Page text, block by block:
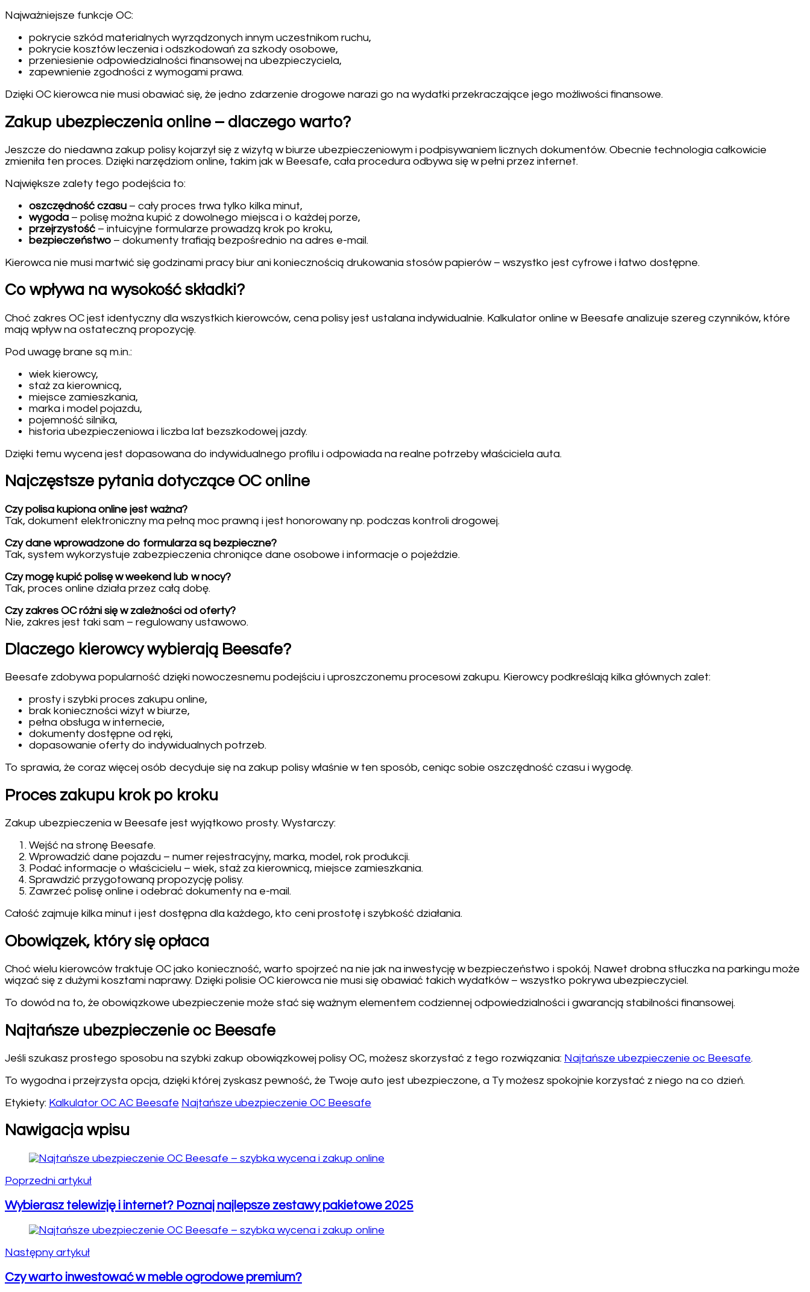
Najważniejsze funkcje OC:
pokrycie szkód materialnych wyrządzonych innym uczestnikom ruchu,
pokrycie kosztów leczenia i odszkodowań za szkody osobowe,
przeniesienie odpowiedzialności finansowej na ubezpieczyciela,
zapewnienie zgodności z wymogami prawa.
Dzięki OC kierowca nie musi obawiać się, że jedno zdarzenie drogowe narazi go na wydatki przekraczające jego możliwości finansowe.
Zakup ubezpieczenia online – dlaczego warto?
Jeszcze do niedawna zakup polisy kojarzył się z wizytą w biurze ubezpieczeniowym i podpisywaniem licznych dokumentów. Obecnie technologia całkowicie
zmieniła ten proces. Dzięki narzędziom online, takim jak w Beesafe, cała procedura odbywa się w pełni przez internet.
Największe zalety tego podejścia to:
oszczędność czasu – cały proces trwa tylko kilka minut,
wygoda – polisę można kupić z dowolnego miejsca i o każdej porze,
przejrzystość – intuicyjne formularze prowadzą krok po kroku,
bezpieczeństwo – dokumenty trafiają bezpośrednio na adres e-mail.
Kierowca nie musi martwić się godzinami pracy biur ani koniecznością drukowania stosów papierów – wszystko jest cyfrowe i łatwo dostępne.
Co wpływa na wysokość składki?
Choć zakres OC jest identyczny dla wszystkich kierowców, cena polisy jest ustalana indywidualnie. Kalkulator online w Beesafe analizuje szereg czynników, które
mają wpływ na ostateczną propozycję.
Pod uwagę brane są m.in.:
wiek kierowcy,
staż za kierownicą,
miejsce zamieszkania,
marka i model pojazdu,
pojemność silnika,
historia ubezpieczeniowa i liczba lat bezszkodowej jazdy.
Dzięki temu wycena jest dopasowana do indywidualnego profilu i odpowiada na realne potrzeby właściciela auta.
Najczęstsze pytania dotyczące OC online
Czy polisa kupiona online jest ważna?
Tak, dokument elektroniczny ma pełną moc prawną i jest honorowany np. podczas kontroli drogowej.
Czy dane wprowadzone do formularza są bezpieczne?
Tak, system wykorzystuje zabezpieczenia chroniące dane osobowe i informacje o pojeździe.
Czy mogę kupić polisę w weekend lub w nocy?
Tak, proces online działa przez całą dobę.
Czy zakres OC różni się w zależności od oferty?
Nie, zakres jest taki sam – regulowany ustawowo.
Dlaczego kierowcy wybierają Beesafe?
Beesafe zdobywa popularność dzięki nowoczesnemu podejściu i uproszczonemu procesowi zakupu. Kierowcy podkreślają kilka głównych zalet:
prosty i szybki proces zakupu online,
brak konieczności wizyt w biurze,
pełna obsługa w internecie,
dokumenty dostępne od ręki,
dopasowanie oferty do indywidualnych potrzeb.
To sprawia, że coraz więcej osób decyduje się na zakup polisy właśnie w ten sposób, ceniąc sobie oszczędność czasu i wygodę.
Proces zakupu krok po kroku
Zakup ubezpieczenia w Beesafe jest wyjątkowo prosty. Wystarczy:
Wejść na stronę Beesafe.
Wprowadzić dane pojazdu – numer rejestracyjny, marka, model, rok produkcji.
Podać informacje o właścicielu – wiek, staż za kierownicą, miejsce zamieszkania.
Sprawdzić przygotowaną propozycję polisy.
Zawrzeć polisę online i odebrać dokumenty na e-mail.
Całość zajmuje kilka minut i jest dostępna dla każdego, kto ceni prostotę i szybkość działania.
Obowiązek, który się opłaca
Choć wielu kierowców traktuje OC jako konieczność, warto spojrzeć na nie jak na inwestycję w bezpieczeństwo i spokój. Nawet drobna stłuczka na parkingu może
wiązać się z dużymi kosztami naprawy. Dzięki polisie OC kierowca nie musi się obawiać takich wydatków – wszystko pokrywa ubezpieczyciel.
To dowód na to, że obowiązkowe ubezpieczenie może stać się ważnym elementem codziennej odpowiedzialności i gwarancją stabilności finansowej.
Najtańsze ubezpieczenie oc Beesafe
Jeśli szukasz prostego sposobu na szybki zakup obowiązkowej polisy OC, możesz skorzystać z tego rozwiązania: Najtańsze ubezpieczenie oc Beesafe.
To wygodna i przejrzysta opcja, dzięki której zyskasz pewność, że Twoje auto jest ubezpieczone, a Ty możesz spokojnie korzystać z niego na co dzień.
Etykiety: Kalkulator OC AC Beesafe Najtańsze ubezpieczenie OC Beesafe
Nawigacja wpisu
Poprzedni artykuł
Wybierasz telewizję i internet? Poznaj najlepsze zestawy pakietowe 2025
Następny artykuł
Czy warto inwestować w meble ogrodowe premium?